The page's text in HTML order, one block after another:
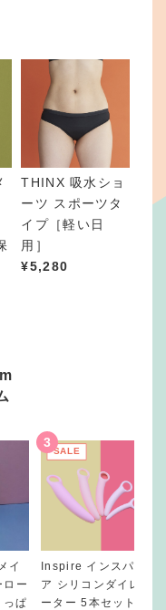
THINX 吸水ショ
ーツ スポーツタ
イプ［軽い日
用］
¥5,280
イ
ロー
っぱ
SALE
Inspire インスパイ
ア シリコンダイレ
ーター 5本セット